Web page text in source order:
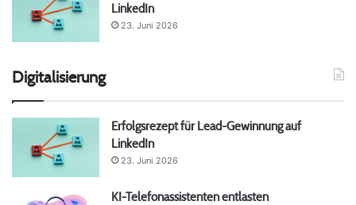
LinkedIn
23. Juni 2026
Digitalisierung
Erfolgsrezept für Lead-Gewinnung auf
LinkedIn
23. Juni 2026
KI-Telefonassistenten entlasten